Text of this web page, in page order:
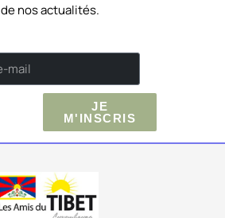
nos actualités.
JE
M'INSCRIS